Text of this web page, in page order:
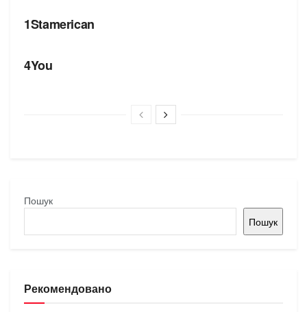
1Stamerican
4You
Пошук
Пошук
Рекомендовано